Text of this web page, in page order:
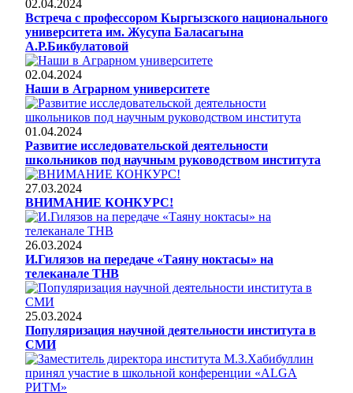
02.04.2024
Встреча с профессором Кыргызского национального
университета им. Жусупа Баласагына
А.Р.Бикбулатовой
02.04.2024
Наши в Аграрном университете
01.04.2024
Развитие исследовательской деятельности
школьников под научным руководством института
27.03.2024
ВНИМАНИЕ КОНКУРС!
26.03.2024
И.Гилязов на передаче «Таяну ноктасы» на
телеканале ТНВ
25.03.2024
Популяризация научной деятельности института в
СМИ